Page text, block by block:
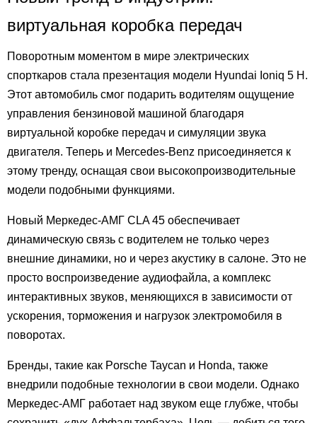
виртуальная коробка передач
Поворотным моментом в мире электрических
спорткаров стала презентация модели Hyundai Ioniq 5 Н.
Этот автомобиль смог подарить водителям ощущение
управления бензиновой машиной благодаря
виртуальной коробке передач и симуляции звука
двигателя. Теперь и Mercedes-Benz присоединяется к
этому тренду, оснащая свои высокопроизводительные
модели подобными функциями.
Новый Меркедес-АМГ CLA 45 обеспечивает
динамическую связь с водителем не только через
внешние динамики, но и через акустику в салоне. Это не
просто воспроизведение аудиофайла, а комплекс
интерактивных звуков, меняющихся в зависимости от
ускорения, торможения и нагрузок электромобиля в
поворотах.
Бренды, такие как Porsche Taycan и Honda, также
внедрили подобные технологии в свои модели. Однако
Меркедес-АМГ работает над звуком еще глубже, чтобы